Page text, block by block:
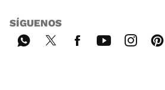
SÍGUENOS